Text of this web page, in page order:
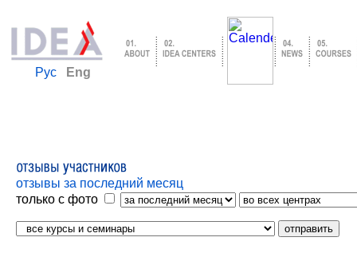
Рус Eng
отзывы за последний месяц
только с фото